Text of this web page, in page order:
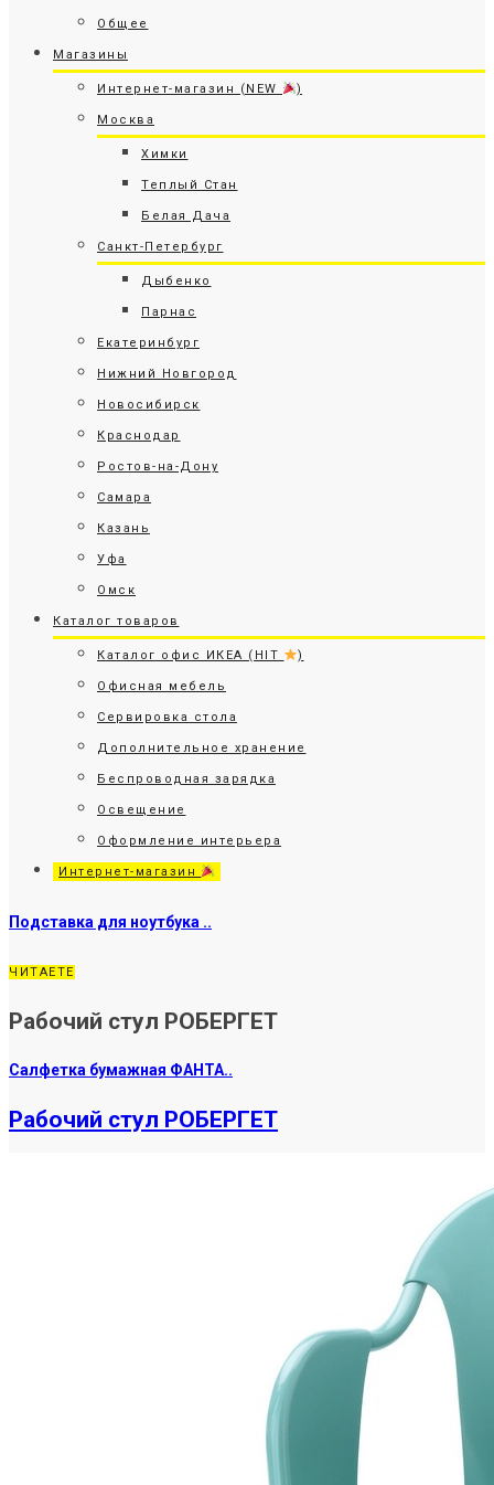
Общее
Магазины
Интернет-магазин (NEW )
Москва
Химки
Теплый Стан
Белая Дача
Санкт-Петербург
Дыбенко
Парнас
Екатеринбург
Нижний Новгород
Новосибирск
Краснодар
Ростов-на-Дону
Самара
Казань
Уфа
Омск
Каталог товаров
Каталог офис ИКЕА (HIT )
Офисная мебель
Сервировка стола
Дополнительное хранение
Беспроводная зарядка
Освещение
Оформление интерьера
Интернет-магазин
Подставка для ноутбука ..
ЧИТАЕТЕ
Рабочий стул РОБЕРГЕТ
Салфетка бумажная ФАНТА..
Рабочий стул РОБЕРГЕТ